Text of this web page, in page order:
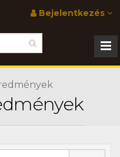
Bejelentkezés